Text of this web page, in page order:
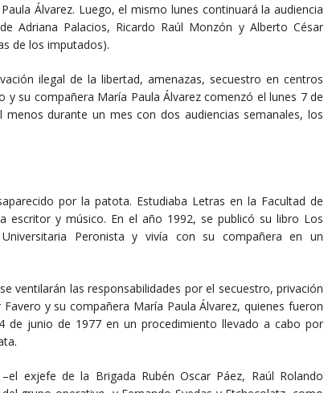
Álvarez. Luego, el mismo lunes continuará la audiencia
Adriana Palacios, Ricardo Raúl Monzón y Alberto César
de los imputados).
ilegal de la libertad, amenazas, secuestro en centros
y su compañera María Paula Álvarez comenzó el lunes 7 de
durante un mes con dos audiencias semanales, los
por la patota. Estudiaba Letras en la Facultad de
escritor y músico. En el año 1992, se publicó su libro Los
Peronista y vivía con su compañera en un
ventilarán las responsabilidades por el secuestro, privación
y su compañera María Paula Álvarez, quienes fueron
de junio de 1977 en un procedimiento llevado a cabo por
exjefe de la Brigada Rubén Oscar Páez, Raúl Rolando